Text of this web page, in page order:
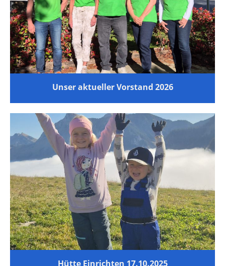
Unser aktueller Vorstand 2026
Hütte Einrichten 17.10.2025